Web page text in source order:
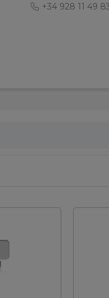
+34 928 11 49